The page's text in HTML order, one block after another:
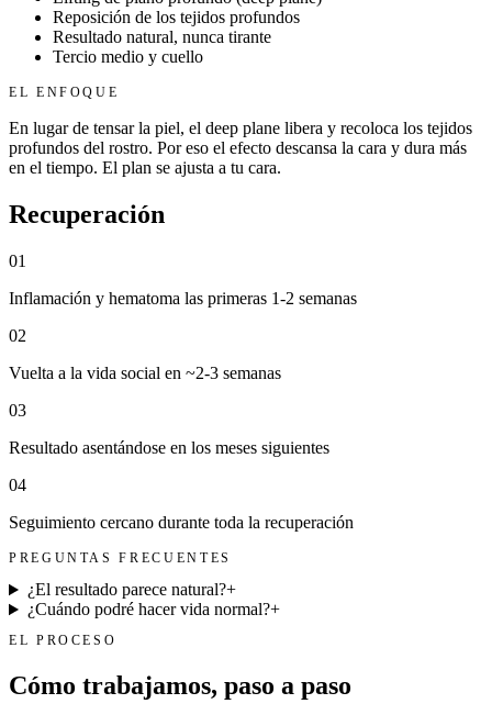
Reposición de los tejidos profundos
Resultado natural, nunca tirante
Tercio medio y cuello
EL ENFOQUE
En lugar de tensar la piel, el deep plane libera y recoloca los tejidos
profundos del rostro. Por eso el efecto descansa la cara y dura más
en el tiempo. El plan se ajusta a tu cara.
Recuperación
01
Inflamación y hematoma las primeras 1-2 semanas
02
Vuelta a la vida social en ~2-3 semanas
03
Resultado asentándose en los meses siguientes
04
Seguimiento cercano durante toda la recuperación
PREGUNTAS FRECUENTES
¿El resultado parece natural?+
¿Cuándo podré hacer vida normal?+
EL PROCESO
Cómo trabajamos, paso a paso